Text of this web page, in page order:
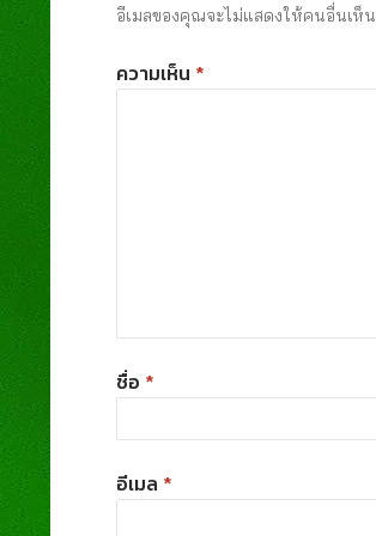
อีเมลของคุณจะไม่แสดงให้คนอื่นเห็น
ความเห็น *
ชื่อ *
อีเมล *